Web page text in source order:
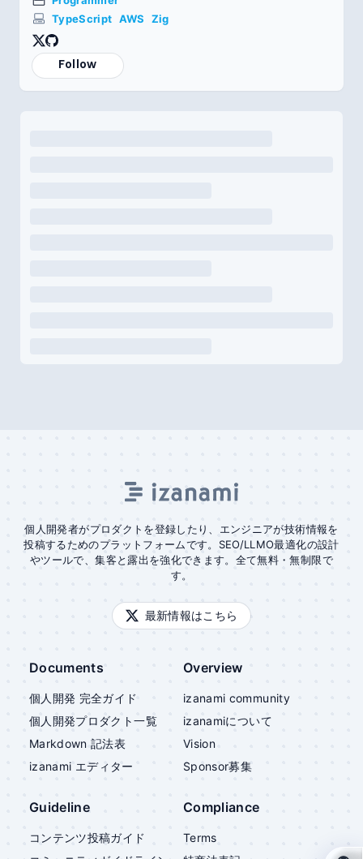
TypeScript AWS Zig
Follow
個人開発者がプロダクトを登録したり、エンジニアが技術情報を
投稿するためのプラットフォームです。SEO/LLMO最適化の設計
やツールで、集客と露出を強化できます。全て無料・無制限で
す。
最新情報はこちら
Documents
個人開発 完全ガイド
個人開発プロダクト一覧
Markdown 記法表
izanami エディター
Overview
izanami community
izanamiについて
Vision
Sponsor募集
Guideline
コンテンツ投稿ガイド
Compliance
Terms